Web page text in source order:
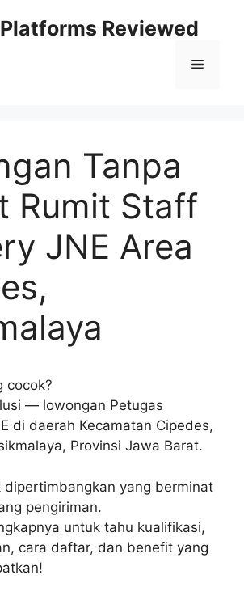
Reviewed
Menu
Tanpa
Rumit Staff
JNE Area
cocok?
— lowongan Petugas
di daerah Kecamatan Cipedes,
Provinsi Jawa Barat.
dipertimbangkan yang berminat
pengiriman.
untuk tahu kualifikasi,
cara daftar, dan benefit yang